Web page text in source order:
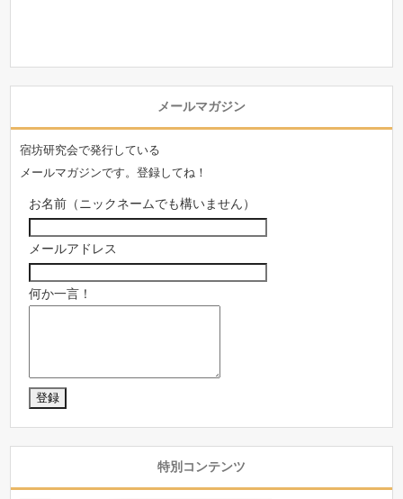
メールマガジン
宿坊研究会で発行している
メールマガジンです。登録してね！
お名前（ニックネームでも構いません）
メールアドレス
何か一言！
特別コンテンツ